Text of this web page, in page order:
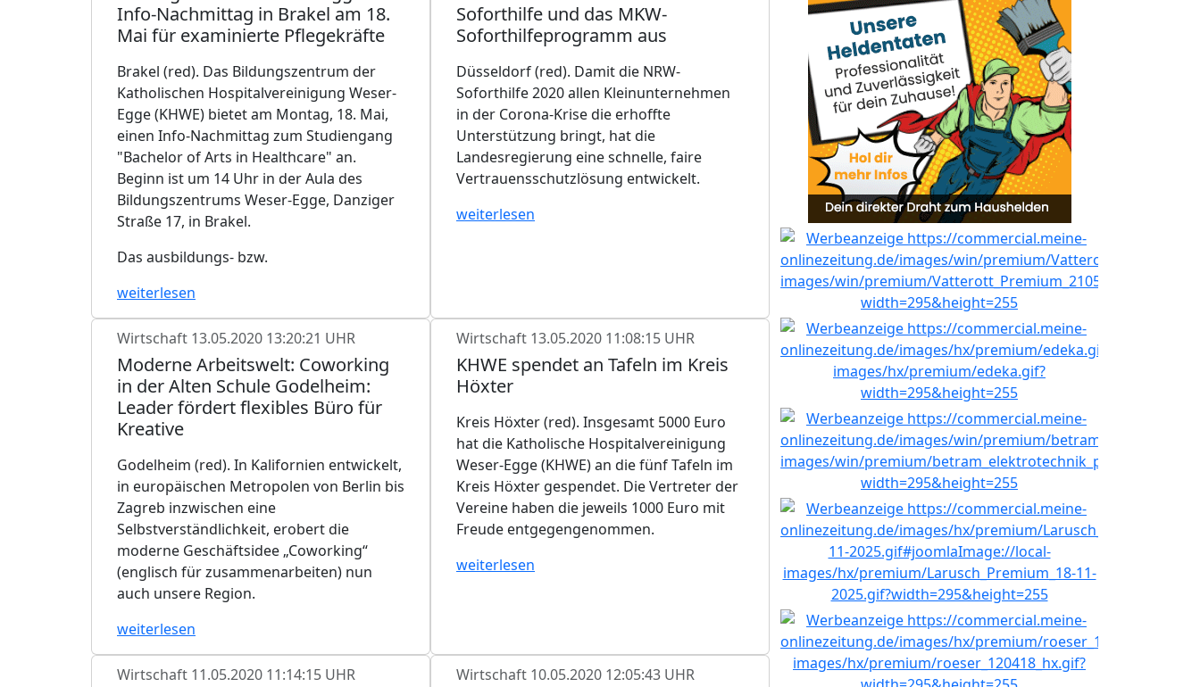
Info-Nachmittag in Brakel am 18.
Mai für examinierte Pflegekräfte
Brakel (red). Das Bildungszentrum der
Katholischen Hospitalvereinigung Weser-
Egge (KHWE) bietet am Montag, 18. Mai,
einen Info-Nachmittag zum Studiengang
"Bachelor of Arts in Healthcare" an.
Beginn ist um 14 Uhr in der Aula des
Bildungszentrums Weser-Egge, Danziger
Straße 17, in Brakel.
Das ausbildungs- bzw.
weiterlesen
Soforthilfe und das MKW-
Soforthilfeprogramm aus
Düsseldorf (red). Damit die NRW-
Soforthilfe 2020 allen Kleinunternehmen
in der Corona-Krise die erhoffte
Unterstützung bringt, hat die
Landesregierung eine schnelle, faire
Vertrauensschutzlösung entwickelt.
weiterlesen
Wirtschaft 13.05.2020 13:20:21 UHR
Moderne Arbeitswelt: Coworking
in der Alten Schule Godelheim:
Leader fördert flexibles Büro für
Kreative
Godelheim (red). In Kalifornien entwickelt,
in europäischen Metropolen von Berlin bis
Zagreb inzwischen eine
Selbstverständlichkeit, erobert die
moderne Geschäftsidee „Coworking“
(englisch für zusammenarbeiten) nun
auch unsere Region.
weiterlesen
Wirtschaft 13.05.2020 11:08:15 UHR
KHWE spendet an Tafeln im Kreis
Höxter
Kreis Höxter (red). Insgesamt 5000 Euro
hat die Katholische Hospitalvereinigung
Weser-Egge (KHWE) an die fünf Tafeln im
Kreis Höxter gespendet. Die Vertreter der
Vereine haben die jeweils 1000 Euro mit
Freude entgegengenommen.
weiterlesen
Wirtschaft 11.05.2020 11:14:15 UHR Wirtschaft 10.05.2020 12:05:43 UHR